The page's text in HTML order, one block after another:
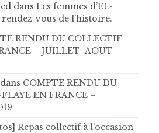
dans Les femmes d’EL-
vous de l’histoire .
RENDU DU COLLECTIF
– JUILLET- AOUT
dans COMPTE RENDU DU
EN FRANCE –
Repas collectif à l'occasion